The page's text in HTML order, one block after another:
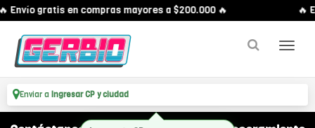
Envío gratis en compras mayores a $200.000 🔥 🔥
Enviar a Ingresar CP y ciudad